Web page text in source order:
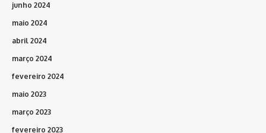
junho 2024
maio 2024
abril 2024
março 2024
fevereiro 2024
maio 2023
março 2023
fevereiro 2023